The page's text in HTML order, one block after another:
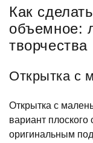
Как
объемное:
творчества
Открытка с
Открытка с
вариант плоского
оригинальным